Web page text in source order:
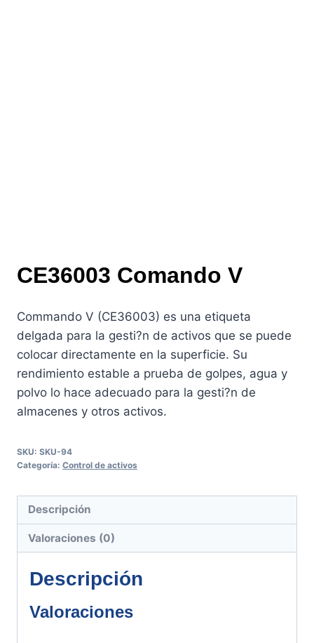
CE36003 Comando V
Commando V (CE36003) es una etiqueta
delgada para la gesti?n de activos que se puede
colocar directamente en la superficie. Su
rendimiento estable a prueba de golpes, agua y
polvo lo hace adecuado para la gesti?n de
almacenes y otros activos.
SKU: SKU-94
Categoría: Control de activos
Descripción
Valoraciones (0)
Descripción
Valoraciones